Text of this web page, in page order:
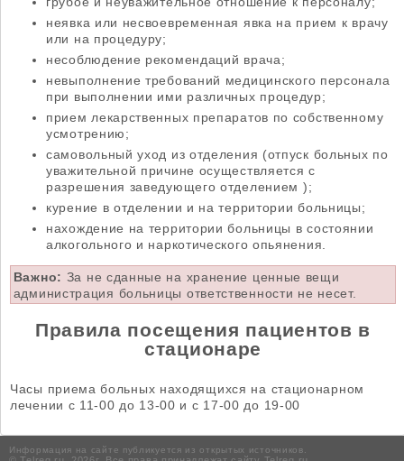
неявка или несвоевременная явка на прием к врачу
или на процедуру;
несоблюдение рекомендаций врача;
невыполнение требований медицинского персонала
при выполнении ими различных процедур;
прием лекарственных препаратов по собственному
усмотрению;
самовольный уход из отделения (отпуск больных по
уважительной причине осуществляется с
разрешения заведующего отделением );
курение в отделении и на территории больницы;
нахождение на территории больницы в состоянии
алкогольного и наркотического опьянения.
Важно: За не сданные на хранение ценные вещи
администрация больницы ответственности не несет.
Правила посещения пациентов в
стационаре
Часы приема больных находящихся на стационарном
лечении с 11-00 до 13-00 и с 17-00 до 19-00
Информация на сайте публикуется из открытых источников.